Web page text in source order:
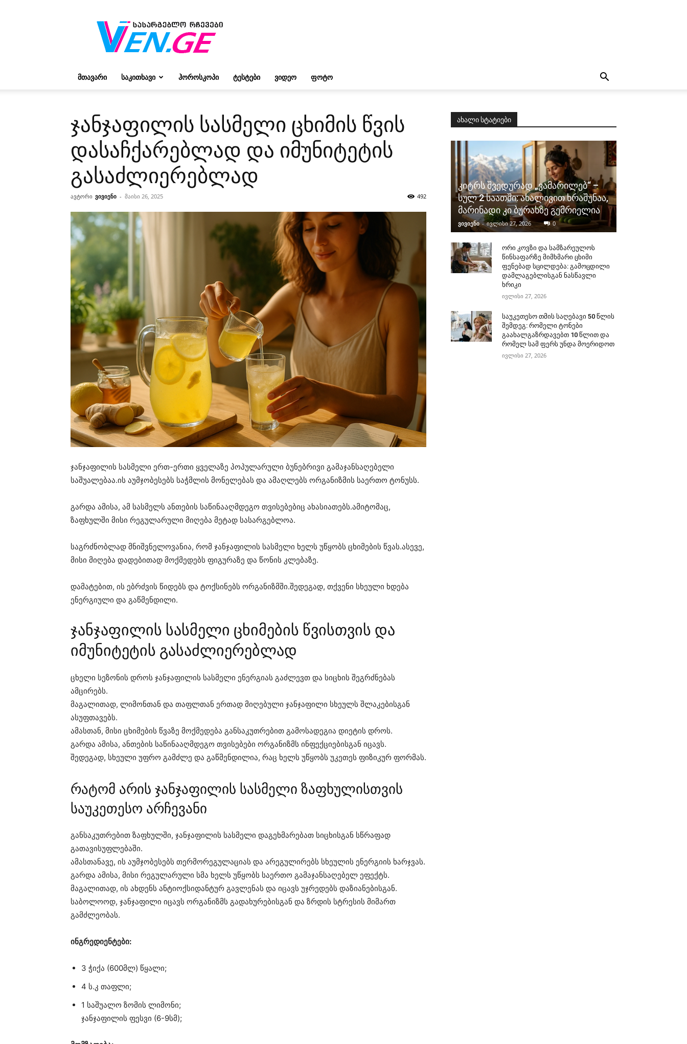
ვივიენისგან
ᲛᲗᲐᲕᲐᲠᲘ ᲡᲐᲙᲘᲗᲮᲐᲕᲘ ᲰᲝᲠᲝᲡᲙᲝᲞᲘ ᲢᲔᲡᲢᲔᲑᲘ ᲕᲘᲓᲔᲝ ᲤᲝᲢᲝ
ჯანჯაფილის სასმელი ცხიმის წვის
დასაჩქარებლად და იმუნიტეტის
გასაძლიერებლად
ავტორი ვივიენი - მაისი 26, 2025 492
ჯანჯაფილის სასმელი ერთ-ერთი ყველაზე პოპულარული ბუნებრივი გამაჯანსაღებელი
საშუალებაა.ის აუმჯობესებს საჭმლის მონელებას და ამაღლებს ორგანიზმის საერთო ტონუსს.
გარდა ამისა, ამ სასმელს ანთების საწინააღმდეგო თვისებებიც ახასიათებს.ამიტომაც,
ზაფხულში მისი რეგულარული მიღება მეტად სასარგებლოა.
საგრძნობლად მნიშვნელოვანია, რომ ჯანჯაფილის სასმელი ხელს უწყობს ცხიმების წვას.ასევე,
მისი მიღება დადებითად მოქმედებს ფიგურაზე და წონის კლებაზე.
დამატებით, ის ებრძვის წიდებს და ტოქსინებს ორგანიზმში.შედეგად, თქვენი სხეული ხდება
ენერგიული და გაწმენდილი.
ჯანჯაფილის სასმელი ცხიმების წვისთვის და
იმუნიტეტის გასაძლიერებლად
ცხელი სეზონის დროს ჯანჯაფილის სასმელი ენერგიას გაძლევთ და სიცხის შეგრძნებას
ამცირებს.
მაგალითად, ლიმონთან და თაფლთან ერთად მიღებული ჯანჯაფილი სხეულს შლაკებისგან
ასუფთავებს.
ამასთან, მისი ცხიმების წვაზე მოქმედება განსაკუთრებით გამოსადეგია დიეტის დროს.
გარდა ამისა, ანთების საწინააღმდეგო თვისებები ორგანიზმს ინფექციებისგან იცავს.
შედეგად, სხეული უფრო გამძლე და გაწმენდილია, რაც ხელს უწყობს უკეთეს ფიზიკურ ფორმას.
რატომ არის ჯანჯაფილის სასმელი ზაფხულისთვის
საუკეთესო არჩევანი
განსაკუთრებით ზაფხულში, ჯანჯაფილის სასმელი დაგეხმარებათ სიცხისგან სწრაფად
გათავისუფლებაში.
ამასთანავე, ის აუმჯობესებს თერმორეგულაციას და არეგულირებს სხეულის ენერგიის ხარჯვას.
გარდა ამისა, მისი რეგულარული სმა ხელს უწყობს საერთო გამაჯანსაღებელ ეფექტს.
მაგალითად, ის ახდენს ანტიოქსიდანტურ გავლენას და იცავს უჯრედებს დაზიანებისგან.
საბოლოოდ, ჯანჯაფილი იცავს ორგანიზმს გადახურებისგან და ზრდის სტრესის მიმართ
გამძლეობას.
ინგრედიენტები:
3 ჭიქა (600მლ) წყალი;
4 ს.კ თაფლი;
1 საშუალო ზომის ლიმონი;
ჯანჯაფილის ფესვი (6-9სმ);
ახალი სტატიები
კიტრს შვედურად „ვამარილებ“ –
სულ 2 საათში: ახალივით ხრაშუნაა,
მარინადი კი ბურახზე გემრიელია
ვივიენი - ივლისი 27, 2026 0
ორი კოვზი და სამზარეულოს
წინსაფარზე მიმხმარი ცხიმი
ფენებად სცილდება: გამოცდილი
დამლაგებლისგან ნასწავლი
ხრიკი
ივლისი 27, 2026
საუკეთესო თმის საღებავი 50 წლის
შემდეგ: რომელი ტონები
გაახალგაზრდავებთ 10 წლით და
რომელ სამ ფერს უნდა მოერიდოთ
ივლისი 27, 2026